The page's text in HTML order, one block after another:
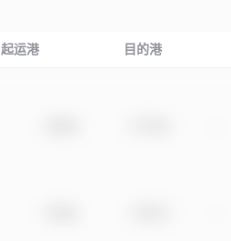
起运港 目的港